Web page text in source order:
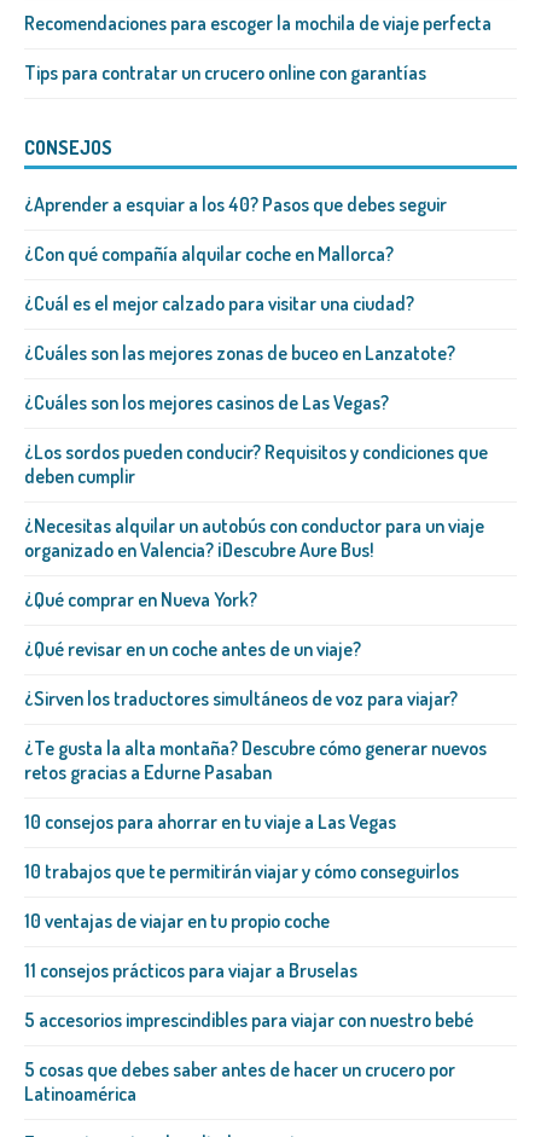
Recomendaciones para escoger la mochila de viaje perfecta
Tips para contratar un crucero online con garantías
CONSEJOS
¿Aprender a esquiar a los 40? Pasos que debes seguir
¿Con qué compañía alquilar coche en Mallorca?
¿Cuál es el mejor calzado para visitar una ciudad?
¿Cuáles son las mejores zonas de buceo en Lanzatote?
¿Cuáles son los mejores casinos de Las Vegas?
¿Los sordos pueden conducir? Requisitos y condiciones que
deben cumplir
¿Necesitas alquilar un autobús con conductor para un viaje
organizado en Valencia? ¡Descubre Aure Bus!
¿Qué comprar en Nueva York?
¿Qué revisar en un coche antes de un viaje?
¿Sirven los traductores simultáneos de voz para viajar?
¿Te gusta la alta montaña? Descubre cómo generar nuevos
retos gracias a Edurne Pasaban
10 consejos para ahorrar en tu viaje a Las Vegas
10 trabajos que te permitirán viajar y cómo conseguirlos
10 ventajas de viajar en tu propio coche
11 consejos prácticos para viajar a Bruselas
5 accesorios imprescindibles para viajar con nuestro bebé
5 cosas que debes saber antes de hacer un crucero por
Latinoamérica